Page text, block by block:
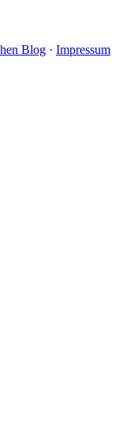
Blog · Impressum